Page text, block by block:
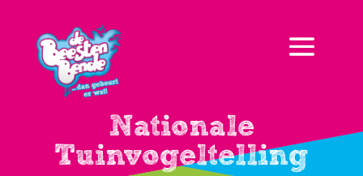
Nationale
Tuinvogeltelling